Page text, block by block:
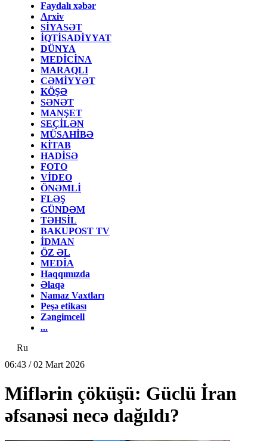
Faydalı xəbər
Arxiv
SİYASƏT
İQTİSADİYYAT
DÜNYA
MEDİCİNA
MARAQLI
CƏMİYYƏT
KÖŞƏ
SƏNƏT
MANŞET
SEÇİLƏN
MÜSAHİBƏ
KİTAB
HADİSƏ
FOTO
VİDEO
ÖNƏMLİ
FLƏŞ
GÜNDƏM
TƏHSİL
BAKUPOST TV
İDMAN
ÖZ ƏL
MEDİA
Haqqımızda
Əlaqə
Namaz Vaxtları
Peşə etikası
Zəngimcell
...
Ru
06:43 / 02 Mart 2026
Miflərin çöküşü: Güclü İran
əfsanəsi necə dağıldı?